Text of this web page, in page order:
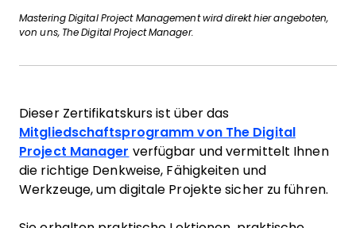
Mastering Digital Project Management wird direkt hier angeboten,
von uns, The Digital Project Manager.
Dieser Zertifikatskurs ist über das
Mitgliedschaftsprogramm von The Digital
Project Manager verfügbar und vermittelt Ihnen
die richtige Denkweise, Fähigkeiten und
Werkzeuge, um digitale Projekte sicher zu führen.